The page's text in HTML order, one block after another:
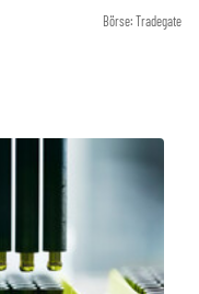
Börse: Tradegate